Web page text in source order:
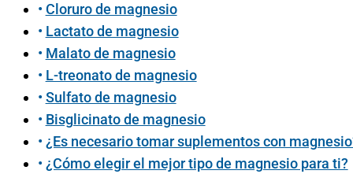
Cloruro de magnesio
Lactato de magnesio
Malato de magnesio
L-treonato de magnesio
Sulfato de magnesio
Bisglicinato de magnesio
¿Es necesario tomar suplementos con
¿Cómo elegir el mejor tipo de magnesio para ti?